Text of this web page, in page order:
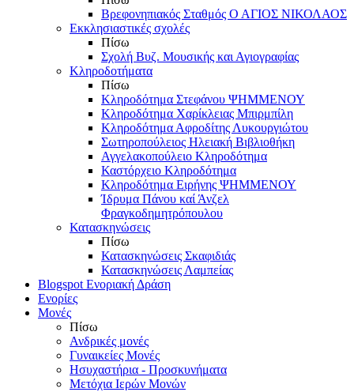
Βρεφονηπιακός Σταθμός Ο ΑΓΙΟΣ ΝΙΚΟΛΑΟΣ
Εκκλησιαστικές σχολές
Πίσω
Σχολή Βυζ. Μουσικής και Αγιογραφίας
Κληροδοτήματα
Πίσω
Κληροδότημα Στεφάνου ΨΗΜΜΕΝΟΥ
Κληροδότημα Χαρίκλειας Μπιρμπίλη
Κληροδότημα Αφροδίτης Λυκουργιώτου
Σωτηροπούλειος Ηλειακή Βιβλιοθήκη
Αγγελακοπούλειο Κληροδότημα
Καστόρχειο Κληροδότημα
Κληροδότημα Ειρήνης ΨΗΜΜΕΝΟΥ
Ίδρυμα Πάνου καί Άνζελ
Φραγκοδημητρόπουλου
Κατασκηνώσεις
Πίσω
Κατασκηνώσεις Σκαφιδιάς
Κατασκηνώσεις Λαμπείας
Blogspot Ενοριακή Δράση
Ενορίες
Μονές
Πίσω
Ανδρικές μονές
Γυναικείες Μονές
Ησυχαστήρια - Προσκυνήματα
Μετόχια Ιερών Μονών